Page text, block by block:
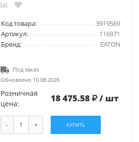
Код товара:
3919569
Артикул:
116971
Бренд:
EATON
Под заказ
Обновлено 10.08.2026
Розничная
цена:
18 475.58 / шт
- + КУПИТЬ